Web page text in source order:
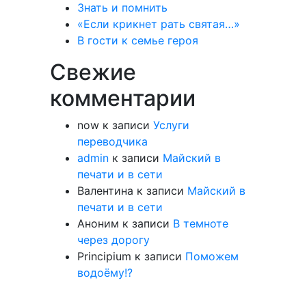
Знать и помнить
«Если крикнет рать святая…»
В гости к семье героя
Свежие
комментарии
nowк записи Услуги
переводчика
adminк записи Майский в
печати и в сети
Валентина к записи Майский в
печати и в сети
Аноним к записи В темноте
через дорогу
Principium к записи Поможем
водоёму!?